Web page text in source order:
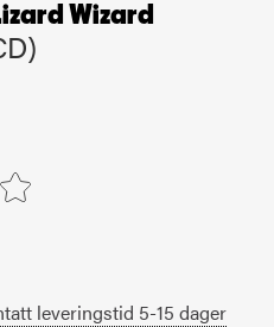
Wizard
leveringstid 5-15 dager